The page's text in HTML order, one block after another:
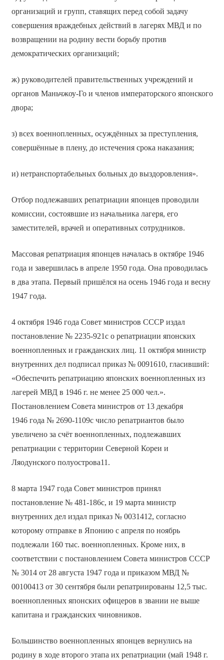
организаций и групп, ставящих перед собой задачу
совершения враждебных действий в лагерях МВД и по
возвращении на родину вести борьбу против
демократических организаций;
ж) руководителей правительственных учреждений и
органов Маньчжоу-Го и членов императорского японского
двора;
з) всех военнопленных, осуждённых за преступления,
совершённые в плену, до истечения срока наказания;
и) нетранспортабельных больных до выздоровления».
Отбор подлежавших репатриации японцев проводили
комиссии, состоявшие из начальника лагеря, его
заместителей, врачей и оперативных сотрудников.
Массовая репатриация японцев началась в октябре 1946
года и завершилась в апреле 1950 года. Она проводилась
в два этапа. Первый пришёлся на осень 1946 года и весну
1947 года.
4 октября 1946 года Совет министров СССР издал
постановление № 2235-921с о репатриации японских
военнопленных и гражданских лиц. 11 октября министр
внутренних дел подписал приказ № 0091610, гласивший:
«Обеспечить репатриацию японских военнопленных из
лагерей МВД в 1946 г. не менее 25 000 чел.».
Постановлением Совета министров от 13 декабря
1946 года № 2690-1109с число репатриантов было
увеличено за счёт военнопленных, подлежавших
репатриации с территории Северной Кореи и
Ляодунского полуострова11.
8 марта 1947 года Совет министров принял
постановление № 481-186с, и 19 марта министр
внутренних дел издал приказ № 0031412, согласно
которому отправке в Японию с апреля по ноябрь
подлежали 160 тыс. военнопленных. Кроме них, в
соответствии с постановлением Совета министров СССР
№ 3014 от 28 августа 1947 года и приказом МВД №
00100413 от 30 сентября были репатриированы 12,5 тыс.
военнопленных японских офицеров в звании не выше
капитана и гражданских чиновников.
Большинство военнопленных японцев вернулись на
родину в ходе второго этапа их репатриации (май 1948 г.